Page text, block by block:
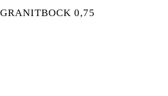
0,75
- GRANITBOCK 0,75 MENGE